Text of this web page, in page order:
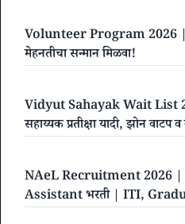
Volunteer Program 2026 |
मेहनतीचा सन्मान मिळवा!
Vidyut Sahayak Wait List
सहाय्यक प्रतीक्षा यादी, झोन
NAeL Recruitment 2026
Assistant भरती | ITI,